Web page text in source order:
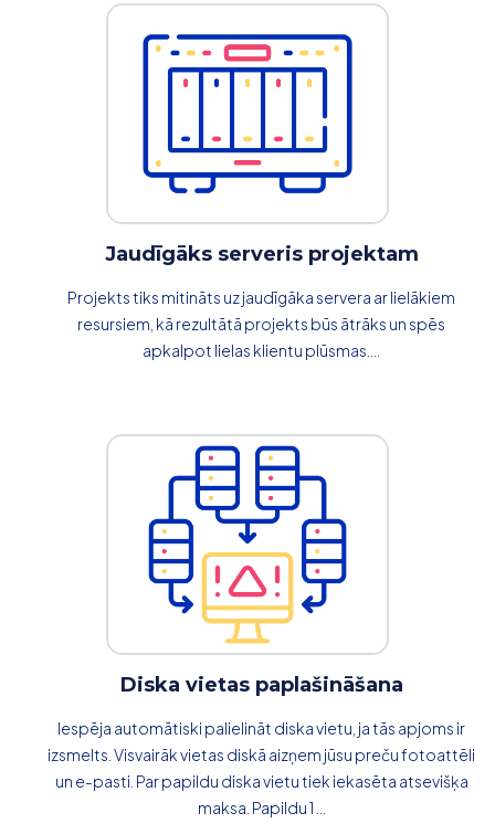
Jaudīgāks serveris projektam
Projekts tiks mitināts uz jaudīgāka servera ar lielākiem
resursiem, kā rezultātā projekts būs ātrāks un spēs
apkalpot lielas klientu plūsmas....
Diska vietas paplašināšana
Iespēja automātiski palielināt diska vietu, ja tās apjoms ir
izsmelts. Visvairāk vietas diskā aizņem jūsu preču fotoattēli
un e-pasti. Par papildu diska vietu tiek iekasēta atsevišķa
maksa. Papildu 1 ...